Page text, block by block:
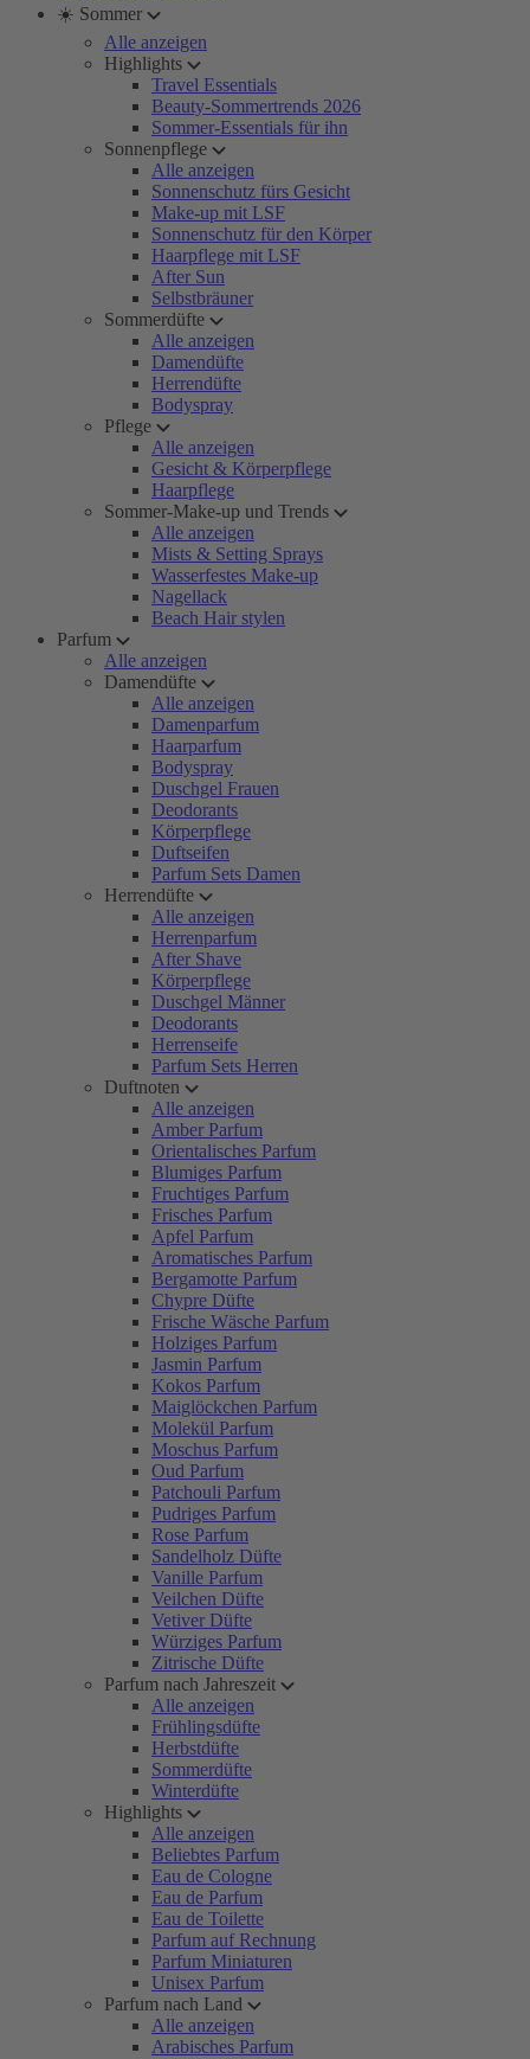
☀️ Sommer
Alle anzeigen
Highlights
Travel Essentials
Beauty-Sommertrends 2026
Sommer-Essentials für ihn
Sonnenpflege
Alle anzeigen
Sonnenschutz fürs Gesicht
Make-up mit LSF
Sonnenschutz für den Körper
Haarpflege mit LSF
After Sun
Selbstbräuner
Sommerdüfte
Alle anzeigen
Damendüfte
Herrendüfte
Bodyspray
Pflege
Alle anzeigen
Gesicht & Körperpflege
Haarpflege
Sommer-Make-up und Trends
Alle anzeigen
Mists & Setting Sprays
Wasserfestes Make-up
Nagellack
Beach Hair stylen
Parfum
Alle anzeigen
Damendüfte
Alle anzeigen
Damenparfum
Haarparfum
Bodyspray
Duschgel Frauen
Deodorants
Körperpflege
Duftseifen
Parfum Sets Damen
Herrendüfte
Alle anzeigen
Herrenparfum
After Shave
Körperpflege
Duschgel Männer
Deodorants
Herrenseife
Parfum Sets Herren
Duftnoten
Alle anzeigen
Amber Parfum
Orientalisches Parfum
Blumiges Parfum
Fruchtiges Parfum
Frisches Parfum
Apfel Parfum
Aromatisches Parfum
Bergamotte Parfum
Chypre Düfte
Frische Wäsche Parfum
Holziges Parfum
Jasmin Parfum
Kokos Parfum
Maiglöckchen Parfum
Molekül Parfum
Moschus Parfum
Oud Parfum
Patchouli Parfum
Pudriges Parfum
Rose Parfum
Sandelholz Düfte
Vanille Parfum
Veilchen Düfte
Vetiver Düfte
Würziges Parfum
Zitrische Düfte
Parfum nach Jahreszeit
Alle anzeigen
Frühlingsdüfte
Herbstdüfte
Sommerdüfte
Winterdüfte
Highlights
Alle anzeigen
Beliebtes Parfum
Eau de Cologne
Eau de Parfum
Eau de Toilette
Parfum auf Rechnung
Parfum Miniaturen
Unisex Parfum
Parfum nach Land
Alle anzeigen
Arabisches Parfum